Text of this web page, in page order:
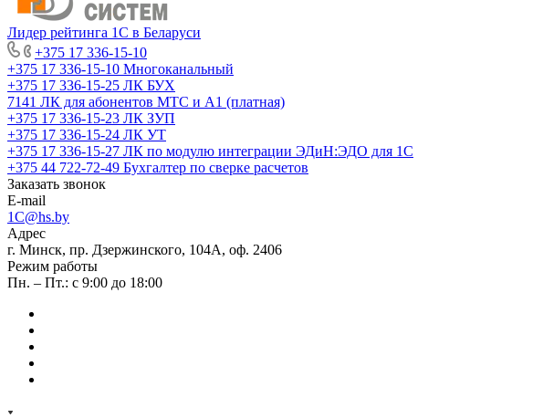
Лидер рейтинга 1С в Беларуси
+375 17 336-15-10
+375 17 336-15-10 Многоканальный
+375 17 336-15-25 ЛК БУХ
7141 ЛК для абонентов МТС и А1 (платная)
+375 17 336-15-23 ЛК ЗУП
+375 17 336-15-24 ЛК УТ
+375 17 336-15-27 ЛК по модулю интеграции ЭДиН:ЭДО для 1С
+375 44 722-72-49 Бухгалтер по сверке расчетов
Заказать звонок
E-mail
1C@hs.by
Адрес
г. Минск, пр. Дзержинского, 104А, оф. 2406
Режим работы
Пн. – Пт.: с 9:00 до 18:00